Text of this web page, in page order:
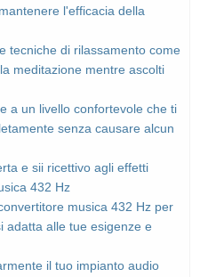
l'efficacia della
tecniche di rilassamento come
meditazione mentre ascolti
a un livello confortevole che ti
senza causare alcun
e sii ricettivo agli effetti
432 Hz
musica 432 Hz per
adatta alle tue esigenze e
il tuo impianto audio